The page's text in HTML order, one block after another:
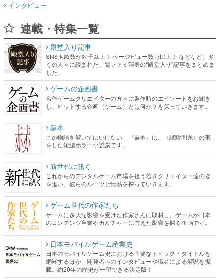
インタビュー
連載・特集一覧
殿堂入り記事
SNS拡散数が数千以上！ ページビュー数万以上！ などなど。多
くの人々に読まれた、電ファミ渾身の“殿堂入り”記事をまとめま
した。
ゲームの企画書
名作ゲームクリエイターの方々に製作時のエピソードをお聞き
し、ヒットする企画（ゲーム）とは何か？を探っていきます。
赫本
この物語を解いてはいけない。『赫本』は、〈試験問題〉の形
をした短編ホラー小説集です。
新世代に訊く
これからのデジタルゲーム市場を担う若きクリエイター達の姿
を追い、彼らのルーツと情熱を探っていきます。
ゲーム世代の作家たち
ゲームに多大な影響を受けた作家さんに取材し、ゲームが日本
のコンテンツ産業やカルチャーに与えた影響を探る企画です。
日本モバイルゲーム産業史
日本のモバイルゲーム史における主要なトピック・タイトルを
網羅するほか、開発者へのインタビューや識者による解説を掲
載。約20年の歴史が一望できる決定版！